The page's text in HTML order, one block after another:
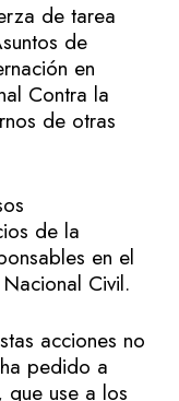
de tarea
de
en
Contra la
de otras
de la
en el
Civil.
acciones no
pedido a
use a los